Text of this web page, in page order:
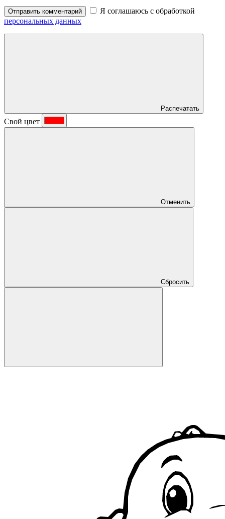
Я соглашаюсь с обработкой
персональных данных
Распечатать
Свой цвет
Отменить
Сбросить